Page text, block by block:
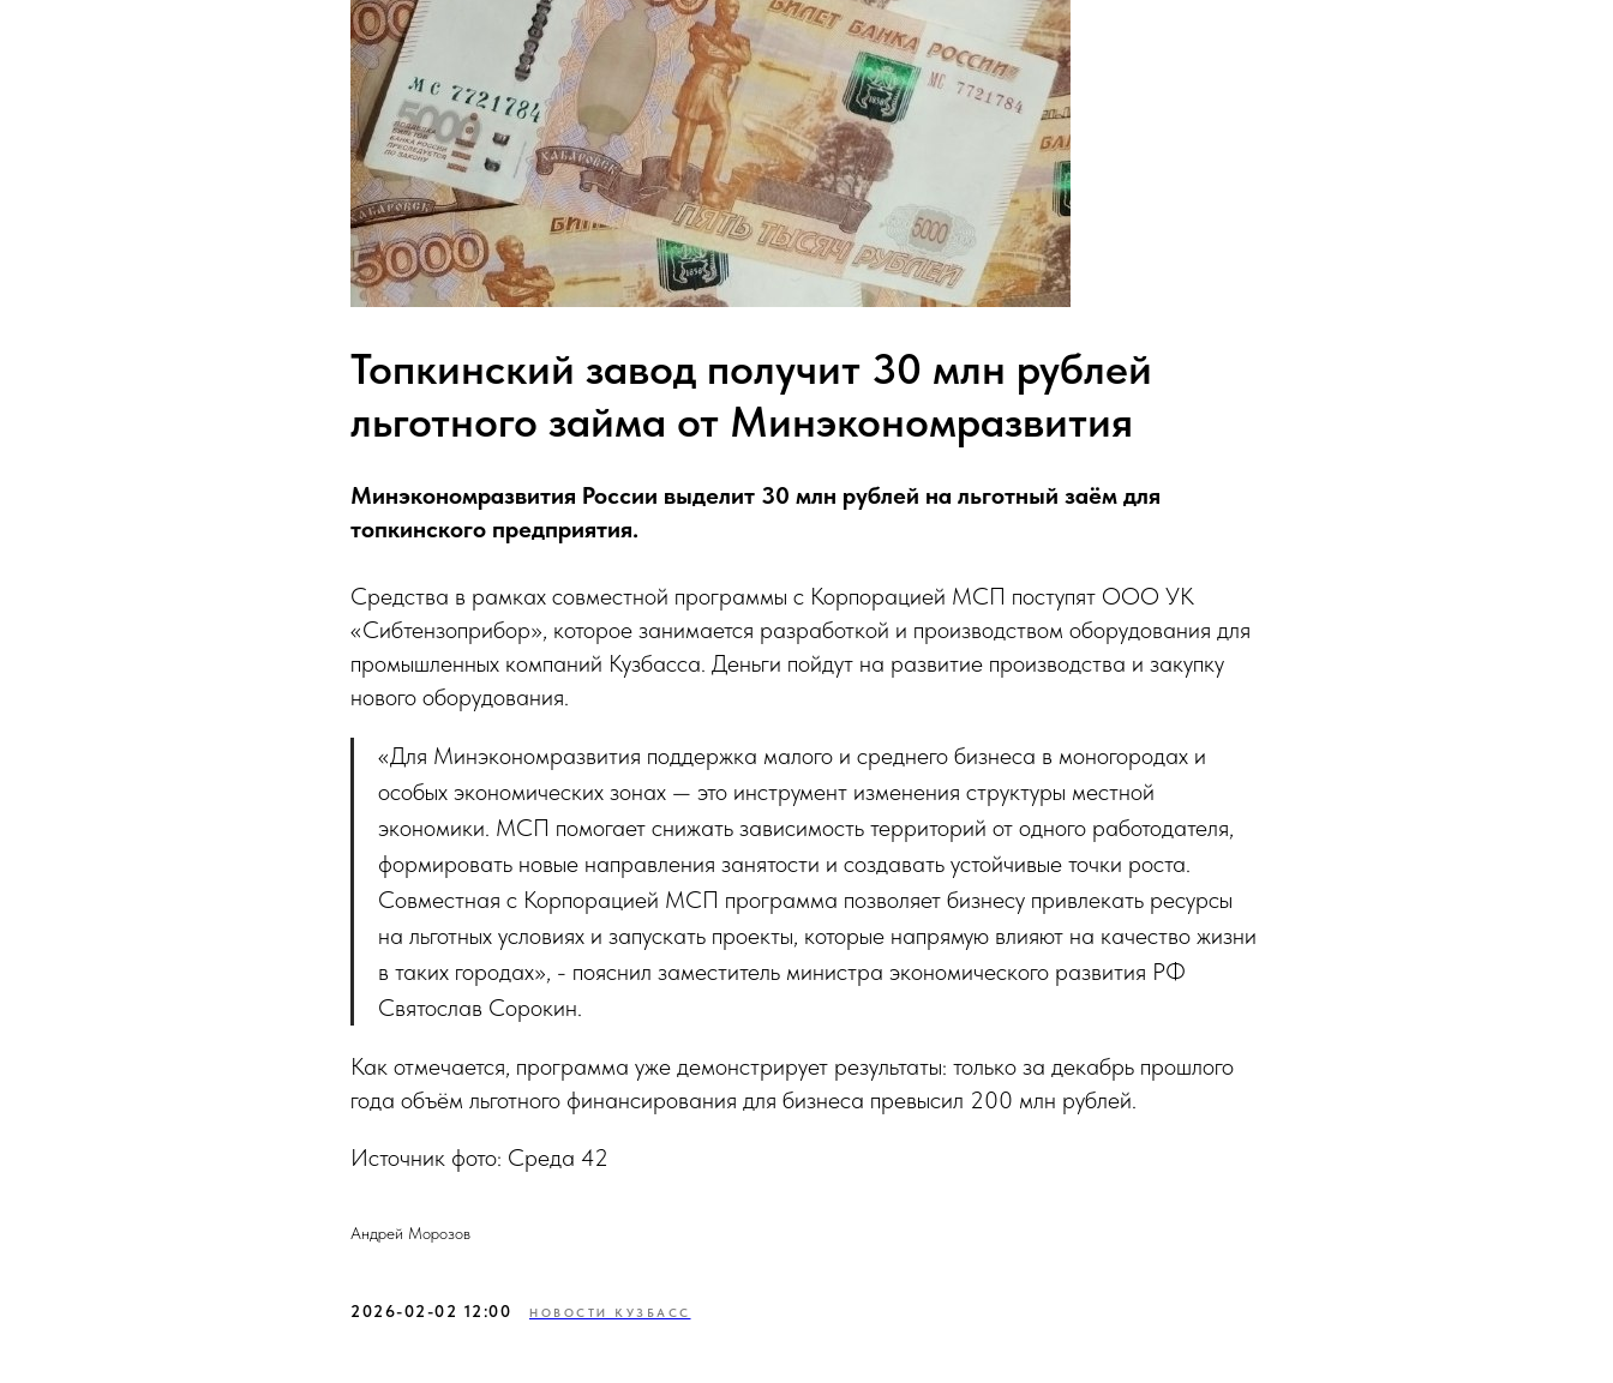
Топкинский завод получит 30 млн рублей
льготного займа от Минэкономразвития
Минэкономразвития России выделит 30 млн рублей на льготный заём для
топкинского предприятия.
Средства в рамках совместной программы с Корпорацией МСП поступят ООО УК
«Сибтензоприбор», которое занимается разработкой и производством оборудования для
промышленных компаний Кузбасса. Деньги пойдут на развитие производства и закупку
нового оборудования.
«Для Минэкономразвития поддержка малого и среднего бизнеса в моногородах и
особых экономических зонах — это инструмент изменения структуры местной
экономики. МСП помогает снижать зависимость территорий от одного работодателя,
формировать новые направления занятости и создавать устойчивые точки роста.
Совместная с Корпорацией МСП программа позволяет бизнесу привлекать ресурсы
на льготных условиях и запускать проекты, которые напрямую влияют на качество жизни
в таких городах», - пояснил заместитель министра экономического развития РФ
Святослав Сорокин.
Как отмечается, программа уже демонстрирует результаты: только за декабрь прошлого
года объём льготного финансирования для бизнеса превысил 200 млн рублей.
Источник фото: Среда 42
Андрей Морозов
2026-02-02 12:00 НОВОСТИ КУЗБАСС